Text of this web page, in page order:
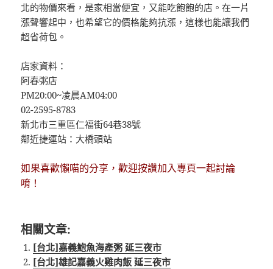
北的物價來看，是家相當便宜，又能吃飽飽的店。在一片
漲聲響起中，也希望它的價格能夠抗漲，這樣也能讓我們
超省荷包。
店家資料：
阿春粥店
PM20:00~凌晨AM04:00
02-2595-8783
新北市三重區仁福街64巷38號
鄰近捷運站：大橋頭站
如果喜歡懶喵的分享，歡迎按讚加入專頁一起討論
唷！
相關文章:
[台北]嘉義鮑魚海產粥 延三夜市
[台北]雄記嘉義火雞肉飯 延三夜市